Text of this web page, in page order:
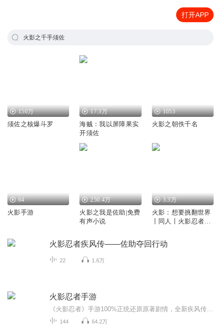
打开APP
火影之千手须佐
150万
须佐之核爆斗罗
17.3万
海贼：我以屏障果实
开须佐
1053
火影之朝佚千名
64
火影手游
250.4万
火影之我是佐助|免费
有声小说
3.3万
火影：想要挑翻世界
丨同人丨火影忍者丨
火影忍者疾风传——佐助夺回行动
22 1.6万
火影忍者手游
144 64.2万